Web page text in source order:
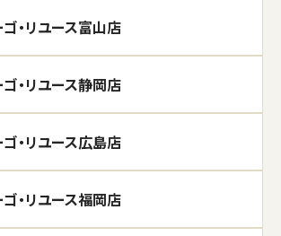
・リユース富山店
・リユース静岡店
・リユース広島店
・リユース福岡店